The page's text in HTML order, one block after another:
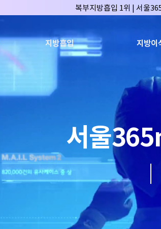
복부지방흡입 1위 | 서울
얼굴지방흡입 1위 | 서울365mc
배파가리 1위 | 서울
🏆대한민국 최대 15층 규모
🏆대한민국 첫번째 '병원
🏆지방흡입 고객 만족도
🏆대한민국 최다 지방흡
🏆서울365mc병원 부위별 최다 지방흡
복부지방흡입 1위 | 서울
허파고리 1위 | 서울365mc병원
얼굴지방흡입 1위 | 서울365mc
배파가리 1위 | 서울
🏆대한민국 최대 15층 규모
🏆대한민국 첫번째 '병원
지방흡입 지방이
서울